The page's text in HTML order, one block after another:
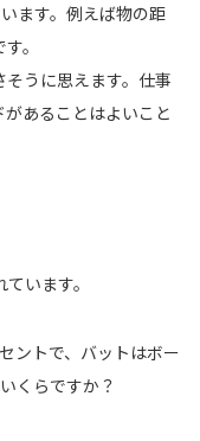
ます。例えば物の距
。
うに思えます。仕事
あることはよいこと
います。
ントで、バットはボー
くらですか？